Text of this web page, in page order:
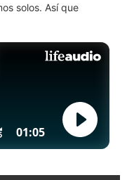
solos. Así que